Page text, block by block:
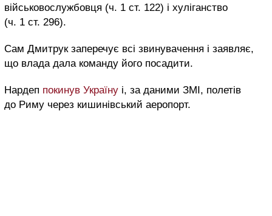
військовослужбовця (ч. 1 ст. 122) і хуліганство
(ч. 1 ст. 296).
Сам Дмитрук заперечує всі звинувачення і заявляє,
що влада дала команду його посадити.
Нардеп покинув Україну і, за даними ЗМІ, полетів
до Риму через кишинівський аеропорт.